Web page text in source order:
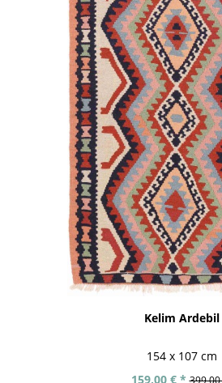
Kelim Ardebil
154 x 107 cm
159,00 € *